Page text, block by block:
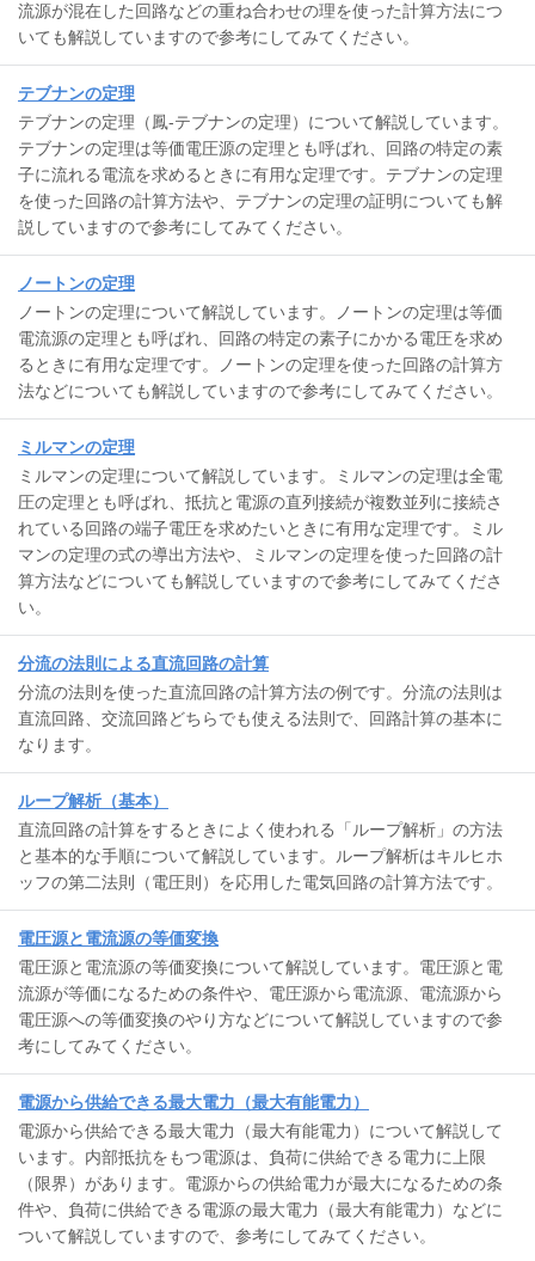
流源が混在した回路などの重ね合わせの理を使った計算方法につ
いても解説していますので参考にしてみてください。
テブナンの定理
テブナンの定理（鳳-テブナンの定理）について解説しています。
テブナンの定理は等価電圧源の定理とも呼ばれ、回路の特定の素
子に流れる電流を求めるときに有用な定理です。テブナンの定理
を使った回路の計算方法や、テブナンの定理の証明についても解
説していますので参考にしてみてください。
ノートンの定理
ノートンの定理について解説しています。ノートンの定理は等価
電流源の定理とも呼ばれ、回路の特定の素子にかかる電圧を求め
るときに有用な定理です。ノートンの定理を使った回路の計算方
法などについても解説していますので参考にしてみてください。
ミルマンの定理
ミルマンの定理について解説しています。ミルマンの定理は全電
圧の定理とも呼ばれ、抵抗と電源の直列接続が複数並列に接続さ
れている回路の端子電圧を求めたいときに有用な定理です。ミル
マンの定理の式の導出方法や、ミルマンの定理を使った回路の計
算方法などについても解説していますので参考にしてみてくださ
い。
分流の法則による直流回路の計算
分流の法則を使った直流回路の計算方法の例です。分流の法則は
直流回路、交流回路どちらでも使える法則で、回路計算の基本に
なります。
ループ解析（基本）
直流回路の計算をするときによく使われる「ループ解析」の方法
と基本的な手順について解説しています。ループ解析はキルヒホ
ッフの第二法則（電圧則）を応用した電気回路の計算方法です。
電圧源と電流源の等価変換
電圧源と電流源の等価変換について解説しています。電圧源と電
流源が等価になるための条件や、電圧源から電流源、電流源から
電圧源への等価変換のやり方などについて解説していますので参
考にしてみてください。
電源から供給できる最大電力（最大有能電力）
電源から供給できる最大電力（最大有能電力）について解説して
います。内部抵抗をもつ電源は、負荷に供給できる電力に上限
（限界）があります。電源からの供給電力が最大になるための条
件や、負荷に供給できる電源の最大電力（最大有能電力）などに
ついて解説していますので、参考にしてみてください。